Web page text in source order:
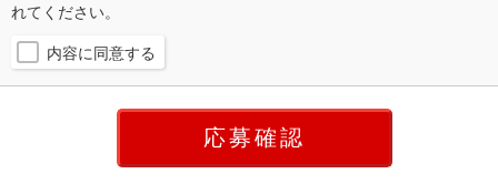
れてください。
内容に同意する